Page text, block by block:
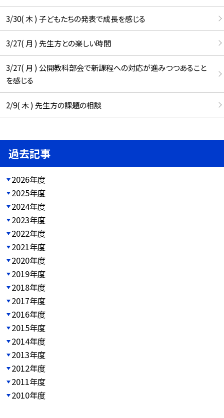
3/30( 木 ) 子どもたちの発表で成長を感じる
3/27( 月 ) 先生方との楽しい時間
3/27( 月 ) 公開教科部会で新課程への対応が進みつつあること
を感じる
2/9( 木 ) 先生方の課題の相談
過去記事
2026年度
2025年度
2024年度
2023年度
2022年度
2021年度
2020年度
2019年度
2018年度
2017年度
2016年度
2015年度
2014年度
2013年度
2012年度
2011年度
2010年度